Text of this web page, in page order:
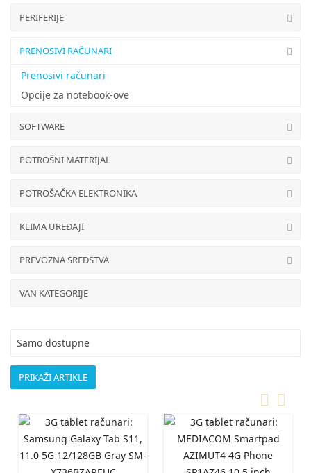
PERIFERIJE
PRENOSIVI RAČUNARI
Prenosivi računari
Opcije za notebook-ove
SOFTWARE
POTROŠNI MATERIJAL
POTROŠAČKA ELEKTRONIKA
KLIMA UREĐAJI
PREVOZNA SREDSTVA
VAN KATEGORIJE
Samo dostupne